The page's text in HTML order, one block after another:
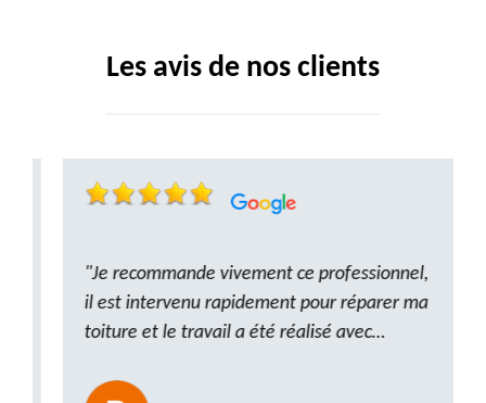
Les avis de nos clients
"Je recommande vivement ce professionnel,
il est intervenu rapidement pour réparer ma
toiture et le travail a été réalisé avec
ponctuel et à l’écoute, le résultat est